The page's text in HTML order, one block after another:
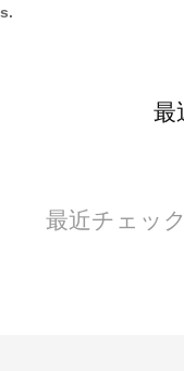
最
最近チェッ